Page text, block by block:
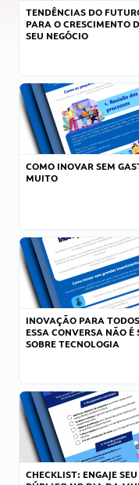
TENDÊNCIAS DO
PARA O CRESCIMENTO
SEU NEGÓCIO
COMO INOVAR SEM
MUITO
INOVAÇÃO PARA
ESSA CONVERSA NÃO É
SOBRE TECNOLOGIA
CHECKLIST: ENGAJE SEU